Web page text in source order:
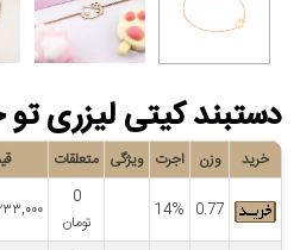
دستبند کیتی لیزری تو
خرید وزن اجرت ویژگی متعلقات
0.77
14%
0
تومان